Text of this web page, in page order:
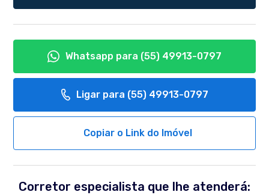
Whatsapp para (55) 49913-0797
Ligar para (55) 49913-0797
Copiar o Link do Imóvel
Corretor especialista que lhe atenderá: